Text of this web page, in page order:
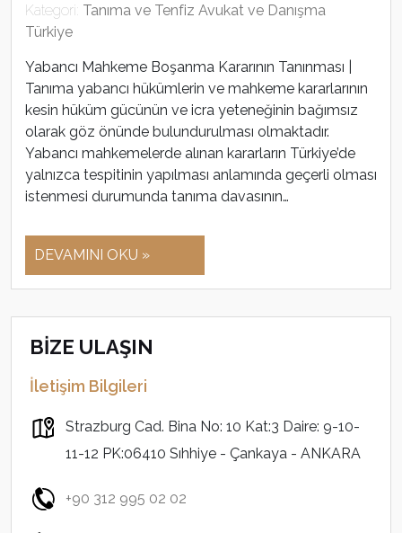
Kategori: Tanıma ve Tenfiz Avukat ve Danışma
Türkiye
Yabancı Mahkeme Boşanma Kararının Tanınması |
Tanıma yabancı hükümlerin ve mahkeme kararlarının
kesin hüküm gücünün ve icra yeteneğinin bağımsız
olarak göz önünde bulundurulması olmaktadır.
Yabancı mahkemelerde alınan kararların Türkiye’de
yalnızca tespitinin yapılması anlamında geçerli olması
istenmesi durumunda tanıma davasının…
DEVAMINI OKU »
BİZE ULAŞIN
İletişim Bilgileri
Strazburg Cad. Bina No: 10 Kat:3 Daire: 9-10-
11-12 PK:06410 Sıhhiye - Çankaya - ANKARA
+90 312 995 02 02